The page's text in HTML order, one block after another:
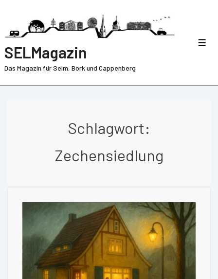
SELMagazin
Das Magazin für Selm, Bork und Cappenberg
Schlagwort:
Zechensiedlung